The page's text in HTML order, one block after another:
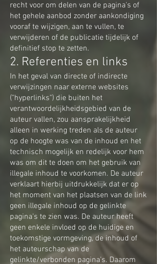
recht voor om delen van de pagina's of
het gehele aanbod zonder aankondiging
vooraf te wijzigen, aan te vullen, te
verwijderen of de publicatie tijdelijk of
definitief stop te zetten.
2. Referenties en links
In het geval van directe of indirecte
verwijzingen naar externe websites
("hyperlinks") die buiten het
verantwoordelijkheidsgebied van de
auteur vallen, zou aansprakelijkheid
alleen in werking treden als de auteur
op de hoogte was van de inhoud en het
technisch mogelijk en redelijk voor hem
was om dit te doen om het gebruik van
illegale inhoud te voorkomen. De auteur
verklaart hierbij uitdrukkelijk dat er op
het moment van het plaatsen van de link
geen illegale inhoud op de gelinkte
pagina's te zien was. De auteur heeft
geen enkele invloed op de huidige en
toekomstige vormgeving, de inhoud of
het auteurschap van de
gelinkte/verbonden pagina's. Daarom